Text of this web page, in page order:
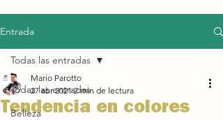
Entrada
Todas las entradas
Belleza
Todas las entradas
Tendencia en colores
Mario Parotto
27 abr 2021 2 min de lectura